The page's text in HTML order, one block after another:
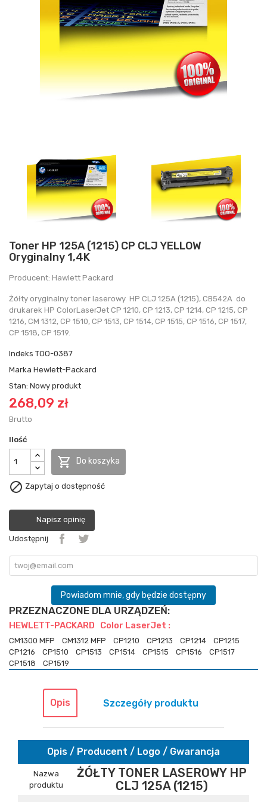
Toner HP 125A (1215) CP CLJ YELLOW
Oryginalny 1,4K
Producent: Hawlett Packard
Żółty oryginalny toner laserowy HP CLJ 125A (1215), CB542A do
drukarek HP ColorLaserJet CP 1210, CP 1213, CP 1214, CP 1215, CP
1216, CM 1312, CP 1510, CP 1513, CP 1514, CP 1515, CP 1516, CP 1517,
CP 1518, CP 1519.
Indeks TOO-0387
Marka Hewlett-Packard
Stan: Nowy produkt
268,09 zł
Brutto
Ilość
 Do koszyka
 Zapytaj o dostępność
Napisz opinię
Udostępnij
Powiadom mnie, gdy będzie dostępny
PRZEZNACZONE DLA URZĄDZEŃ:
HEWLETT-PACKARD Color LaserJet :
CM1300 MFP CM1312 MFP CP1210 CP1213 CP1214
CP1215
CP1216
CP1510 CP1513 CP1514 CP1515 CP1516
CP1517
CP1518
CP1519
Opis Szczegóły produktu
Opis / Producent / Logo / Gwarancja
Nazwa
produktu
ŻÓŁTY TONER LASEROWY HP
CLJ 125A (1215)